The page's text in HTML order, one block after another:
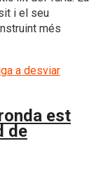
i el seu
més
est
de